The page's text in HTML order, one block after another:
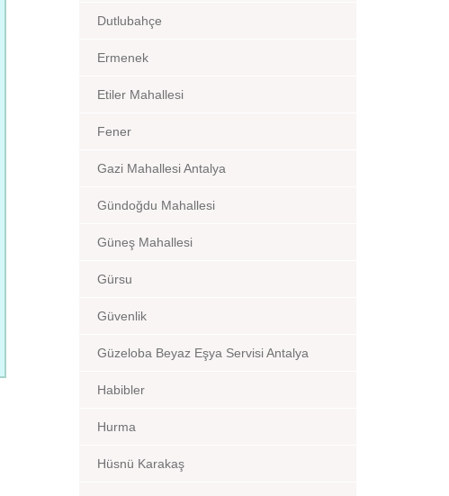
Dutlubahçe
Ermenek
Etiler Mahallesi
Fener
Gazi Mahallesi Antalya
Gündoğdu Mahallesi
Güneş Mahallesi
Gürsu
Güvenlik
Güzeloba Beyaz Eşya Servisi Antalya
Habibler
Hurma
Hüsnü Karakaş